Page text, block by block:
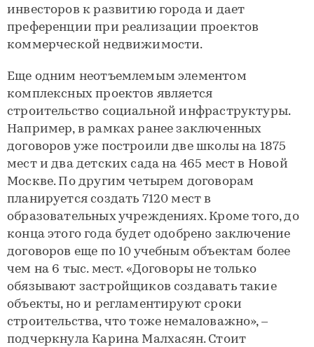
инвесторов к развитию города и дает
преференции при реализации проектов
коммерческой недвижимости.
Еще одним неотъемлемым элементом
комплексных проектов является
строительство социальной инфраструктуры.
Например, в рамках ранее заключенных
договоров уже построили две школы на 1875
мест и два детских сада на 465 мест в Новой
Москве. По другим четырем договорам
планируется создать 7120 мест в
образовательных учреждениях. Кроме того, до
конца этого года будет одобрено заключение
договоров еще по 10 учебным объектам более
чем на 6 тыс. мест. «Договоры не только
обязывают застройщиков создавать такие
объекты, но и регламентируют сроки
строительства, что тоже немаловажно», –
подчеркнула Карина Малхасян. Стоит